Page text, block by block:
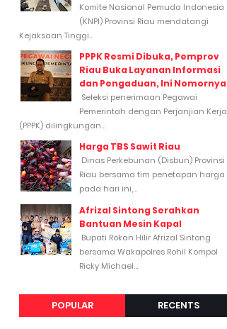
Komite Nasional Pemuda Indonesia
(KNPI) Provinsi Riau mendatangi
Kejaksaan Tinggi...
PPPK Resmi Dibuka, Pemprov
Riau Buka Layanan Informasi
dan Pengaduan, Ini Nomornya
Seleksi penerimaan Pegawai
Pemerintah dengan Perjanjian Kerja
(PPPK) dilingkungan...
Harga TBS Sawit Riau
Dinas Perkebunan (Disbun) Provinsi
Riau bersama tim penetapan harga
pada hari ini,...
Afrizal Sintong Serahkan
Bantuan Mesin Kapal
Bupati Rokan Hilir Afrizal Sintong
bersama Wakapolres Rohil Kompol
Ricky Michael...
POPULAR RECENTS